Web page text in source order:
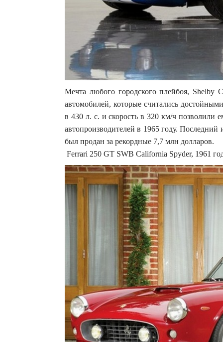
Мечта любого городского плейбоя,
автомобилей, которые считались
в 430 л. с. и скорость в 320 км/ч позволили
автопроизводителей в 1965 году. Последний
был продан за рекордные 7,7 млн долларов.
Ferrari 250 GT SWB California Spyder, 1961